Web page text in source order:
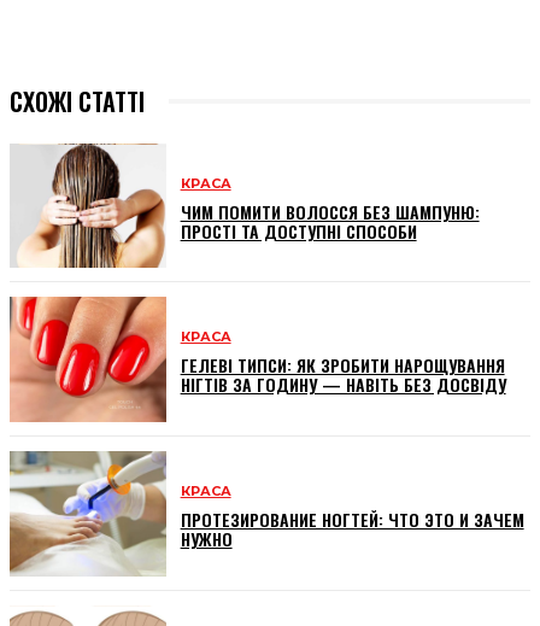
СХОЖІ СТАТТІ
КРАСА
ЧИМ ПОМИТИ ВОЛОССЯ БЕЗ ШАМПУНЮ:
ПРОСТІ ТА ДОСТУПНІ СПОСОБИ
КРАСА
ГЕЛЕВІ ТИПСИ: ЯК ЗРОБИТИ НАРОЩУВАННЯ
НІГТІВ ЗА ГОДИНУ — НАВІТЬ БЕЗ ДОСВІДУ
КРАСА
ПРОТЕЗИРОВАНИЕ НОГТЕЙ: ЧТО ЭТО И ЗАЧЕМ
НУЖНО